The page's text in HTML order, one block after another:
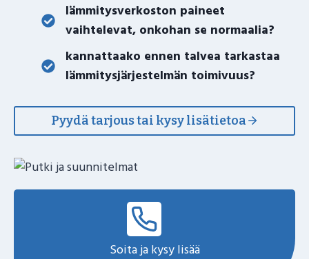
lämmitysverkoston paineet
vaihtelevat, onkohan se normaalia?
kannattaako ennen talvea tarkastaa
lämmitysjärjestelmän toimivuus?
Pyydä tarjous tai kysy lisätietoa
Soita ja kysy lisää